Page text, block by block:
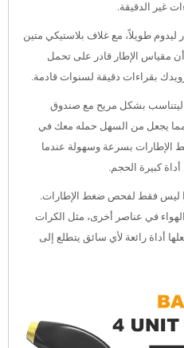
غير الدقيقة.
طويلاً، مع غلاف بلاستيكي متين
الإطار قادر على تحمل
بقراءات دقيقة لسنوات قادمة.
بشكل مريح مع صندوق
مما يجعل من السهل حمله معك في
الإطارات بسرعة وسهولة عندما
كبيرة الحجم.
ليس فقط لفحص ضغط الإطارات.
في عناصر أخرى، مثل الكرات
أداة رائعة لأي سائق يتطلع إلى